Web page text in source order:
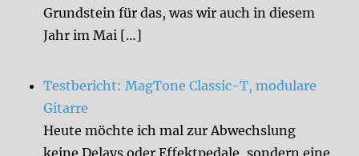
Grundstein für das, was wir auch in diesem
Jahr im Mai […]
Testbericht: MagTone Classic-T, modulare
Gitarre
Heute möchte ich mal zur Abwechslung
keine Delays oder Effektpedale, sondern eine